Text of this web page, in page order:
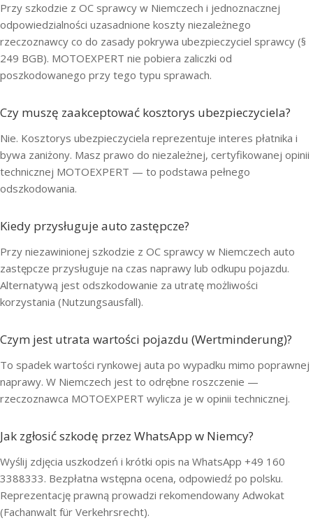
Przy szkodzie z OC sprawcy w Niemczech i jednoznacznej
odpowiedzialności uzasadnione koszty niezależnego
rzeczoznawcy co do zasady pokrywa ubezpieczyciel sprawcy (§
249 BGB). MOTOEXPERT nie pobiera zaliczki od
poszkodowanego przy tego typu sprawach.
Czy muszę zaakceptować kosztorys ubezpieczyciela?
Nie. Kosztorys ubezpieczyciela reprezentuje interes płatnika i
bywa zaniżony. Masz prawo do niezależnej, certyfikowanej opinii
technicznej MOTOEXPERT — to podstawa pełnego
odszkodowania.
Kiedy przysługuje auto zastępcze?
Przy niezawinionej szkodzie z OC sprawcy w Niemczech auto
zastępcze przysługuje na czas naprawy lub odkupu pojazdu.
Alternatywą jest odszkodowanie za utratę możliwości
korzystania (Nutzungsausfall).
Czym jest utrata wartości pojazdu (Wertminderung)?
To spadek wartości rynkowej auta po wypadku mimo poprawnej
naprawy. W Niemczech jest to odrębne roszczenie —
rzeczoznawca MOTOEXPERT wylicza je w opinii technicznej.
Jak zgłosić szkodę przez WhatsApp w Niemcy?
Wyślij zdjęcia uszkodzeń i krótki opis na WhatsApp +49 160
3388333. Bezpłatna wstępna ocena, odpowiedź po polsku.
Reprezentację prawną prowadzi rekomendowany Adwokat
(Fachanwalt für Verkehrsrecht).